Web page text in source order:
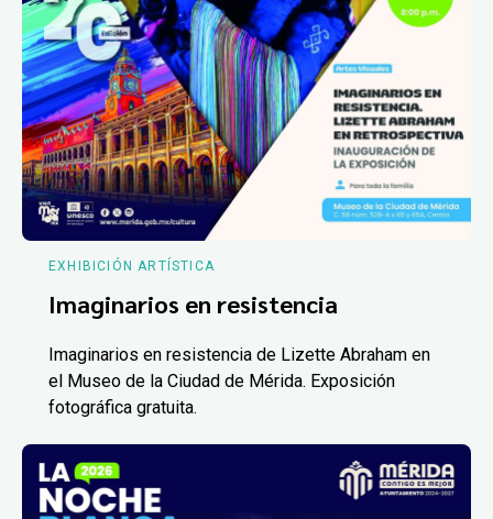
EXHIBICIÓN ARTÍSTICA
Imaginarios en resistencia
Imaginarios en resistencia de Lizette Abraham en
el Museo de la Ciudad de Mérida. Exposición
fotográfica gratuita.